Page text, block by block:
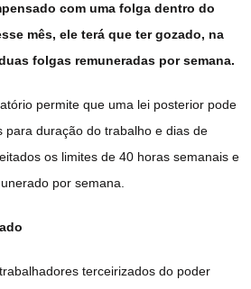
com uma folga dentro do
mês, ele terá que ter gozado, na
folgas remuneradas por semana.
permite que uma lei posterior pode
para duração do trabalho e dias de
os limites de 40 horas semanais e
por semana.
terceirizados do poder